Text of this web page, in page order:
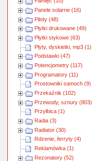
Panele solarne (16)
Piloty (48)
Płytki drukowane (49)
Płytki stykowe (63)
Płyty, dyskietki, mp3 (1)
Podstawki (47)
Potencjometry (117)
Programatory (11)
Prostowniki samoch (9)
Przekaźnik (102)
Przewody, sznury (803)
Przyłbica (1)
Radia (3)
Radiator (30)
Rdzenie, ferryty (4)
Reklamówka (1)
Rezonatory (52)